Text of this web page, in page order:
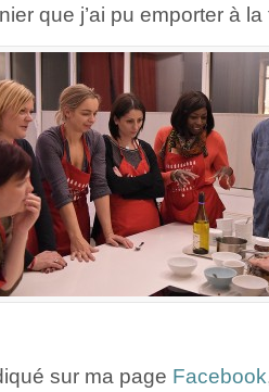
que j’ai pu emporter à
sur ma page Facebook